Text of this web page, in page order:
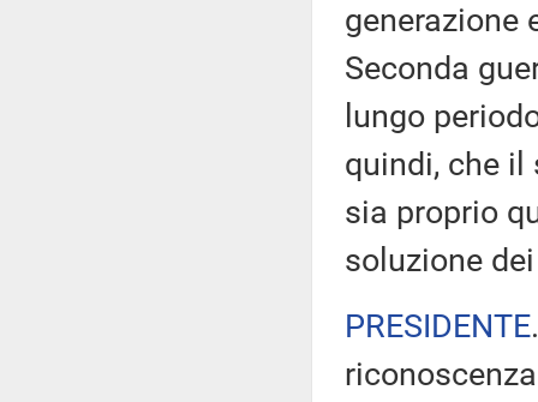
generazione
Seconda
lungo
quindi, che il
sia proprio
soluzione
PRESIDENTE